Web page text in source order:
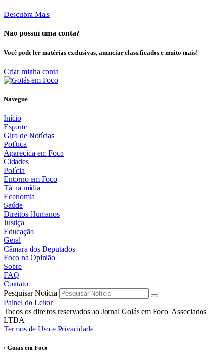
Descubra Mais
Não possui uma conta?
Você pode ler matérias exclusivas, anunciar classificados e muito mais!
Criar minha conta
Navegue
Início
Esporte
Giro de Notícias
Política
Aparecida em Foco
Cidades
Polícia
Entorno em Foco
Tá na mídia
Economia
Saúde
Direitos Humanos
Justiça
Educação
Geral
Câmara dos Deputados
Foco na Opinião
Sobre
FAQ
Contato
Pesquisar Notícia
Painel do Leitor
Todos os direitos reservados ao Jornal Goiás em Foco Associados
LTDA
Termos de Uso e Privacidade
/ Goiás em Foco